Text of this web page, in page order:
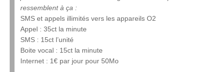
ressemblent à ça :
SMS et appels illimités vers les appareils O2
Appel : 35ct la minute
SMS : 15ct l’unité
Boite vocal : 15ct la minute
Internet : 1€ par jour pour 50Mo